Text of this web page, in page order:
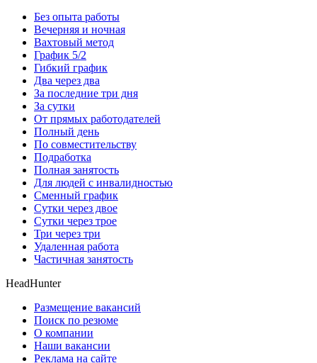
Без опыта работы
Вечерняя и ночная
Вахтовый метод
График 5/2
Гибкий график
Два через два
За последние три дня
За сутки
От прямых работодателей
Полный день
По совместительству
Подработка
Полная занятость
Для людей с инвалидностью
Сменный график
Сутки через двое
Сутки через трое
Три через три
Удаленная работа
Частичная занятость
HeadHunter
Размещение вакансий
Поиск по резюме
О компании
Наши вакансии
Реклама на сайте